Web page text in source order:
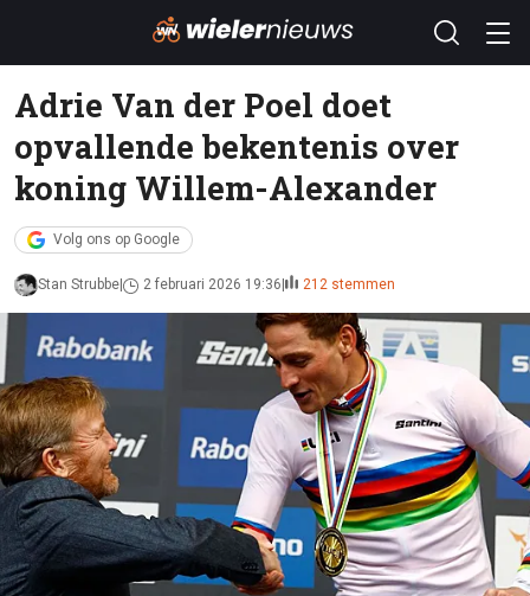
Adrie Van der Poel doet
opvallende bekentenis over
koning Willem-Alexander
Volg ons op Google
Stan Strubbe 2 februari 2026 19:36 212 stemmen